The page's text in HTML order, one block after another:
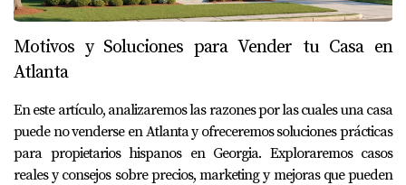
Motivos y Soluciones para Vender tu Casa en
Atlanta
En este artículo, analizaremos las razones por las cuales una casa
puede no venderse en Atlanta y ofreceremos soluciones prácticas
para propietarios hispanos en Georgia. Exploraremos casos
reales y consejos sobre precios, marketing y mejoras que pueden